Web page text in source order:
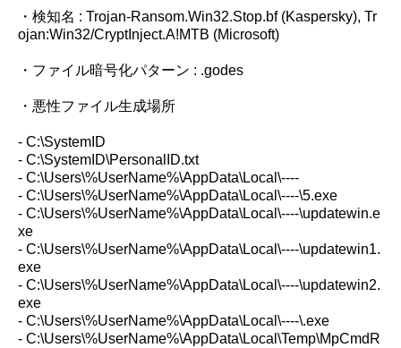
・検知名 : Trojan-Ransom.Win32.Stop.bf (Kaspersky), Tr
ojan:Win32/CryptInject.A!MTB (Microsoft)
・ファイル暗号化パターン : .godes
・悪性ファイル生成場所
- C:\SystemID
- C:\SystemID\PersonalID.txt
- C:\Users\%UserName%\AppData\Local\----
- C:\Users\%UserName%\AppData\Local\----\5.exe
- C:\Users\%UserName%\AppData\Local\----\updatewin.e
xe
- C:\Users\%UserName%\AppData\Local\----\updatewin1.
exe
- C:\Users\%UserName%\AppData\Local\----\updatewin2.
exe
- C:\Users\%UserName%\AppData\Local\----\.exe
- C:\Users\%UserName%\AppData\Local\Temp\MpCmdR